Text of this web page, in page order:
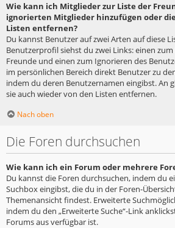
Wie kann ich Mitglieder zur Liste der
ignorierten Mitglieder hinzufügen oder
Listen entfernen?
Du kannst Benutzer auf zwei Arten auf diese
Benutzerprofil siehst du zwei Links: einen
Freunde und einen zum Ignorieren des
im persönlichen Bereich direkt Benutzer zu
indem du deren Benutzernamen eingibst. An
sie auch wieder von den Listen entfernen.
Nach oben
Die Foren durchsuchen
Wie kann ich ein Forum oder mehrere
Du kannst die Foren durchsuchen, indem du
Suchbox eingibst, die du in der Foren-
Themenansicht findest. Erweiterte
indem du den „Erweiterte Suche“-Link
Forums aus verfügbar ist.